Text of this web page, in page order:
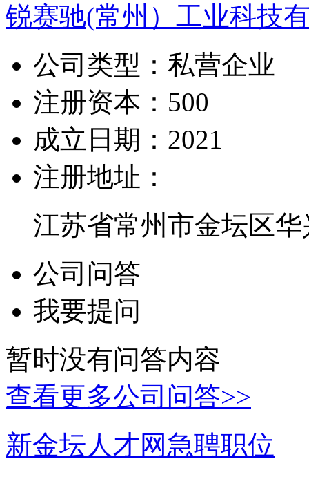
锐赛驰(常州）工业科技
公司类型： 私营企业
注册资本： 500
成立日期： 2021
注册地址：
江苏省常州市金坛区华
公司问答
我要提问
暂时没有问答内容
查看更多公司问答>>
新金坛人才网急聘职位